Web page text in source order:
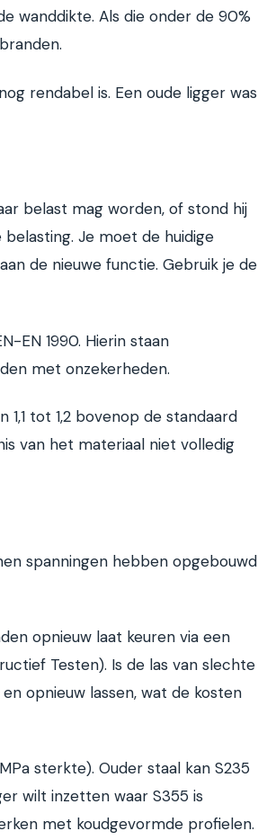
wanddikte. Als die onder de 90%
rendabel is. Een oude ligger was
belast mag worden, of stond hij
Je moet de huidige
de nieuwe functie. Gebruik je de
EN 1990. Hierin staan
met onzekerheden.
tot 1,2 bovenop de standaard
van het materiaal niet volledig
spanningen hebben opgebouwd
opnieuw laat keuren via een
Testen). Is de las van slechte
opnieuw lassen, wat de kosten
sterkte). Ouder staal kan S235
wilt inzetten waar S355 is
met koudgevormde profielen.